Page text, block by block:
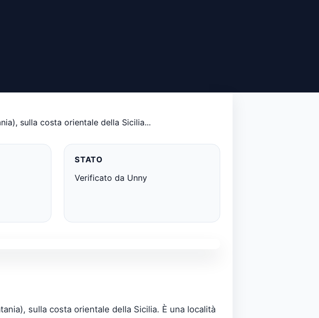
sulla costa orientale della Sicilia...
STATO
Verificato da Unny
sulla costa orientale della Sicilia. È una località